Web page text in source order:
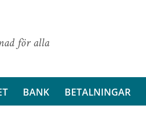
för alla
BANK BETALNINGAR